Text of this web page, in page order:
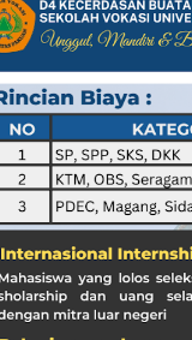
yang Akurat
untuk Masyarakat